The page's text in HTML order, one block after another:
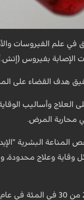
علم الفيروسات
الإصابة بفيروس
هدف القضاء على
وأساليب
محاربة المرض.
المناعة البشرية
وقاية وعلاج